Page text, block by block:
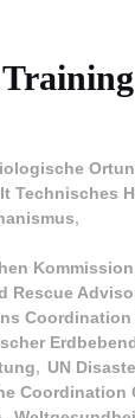
Technisches
,
Kommission
Rescue
Coordination
, UN
Coordination